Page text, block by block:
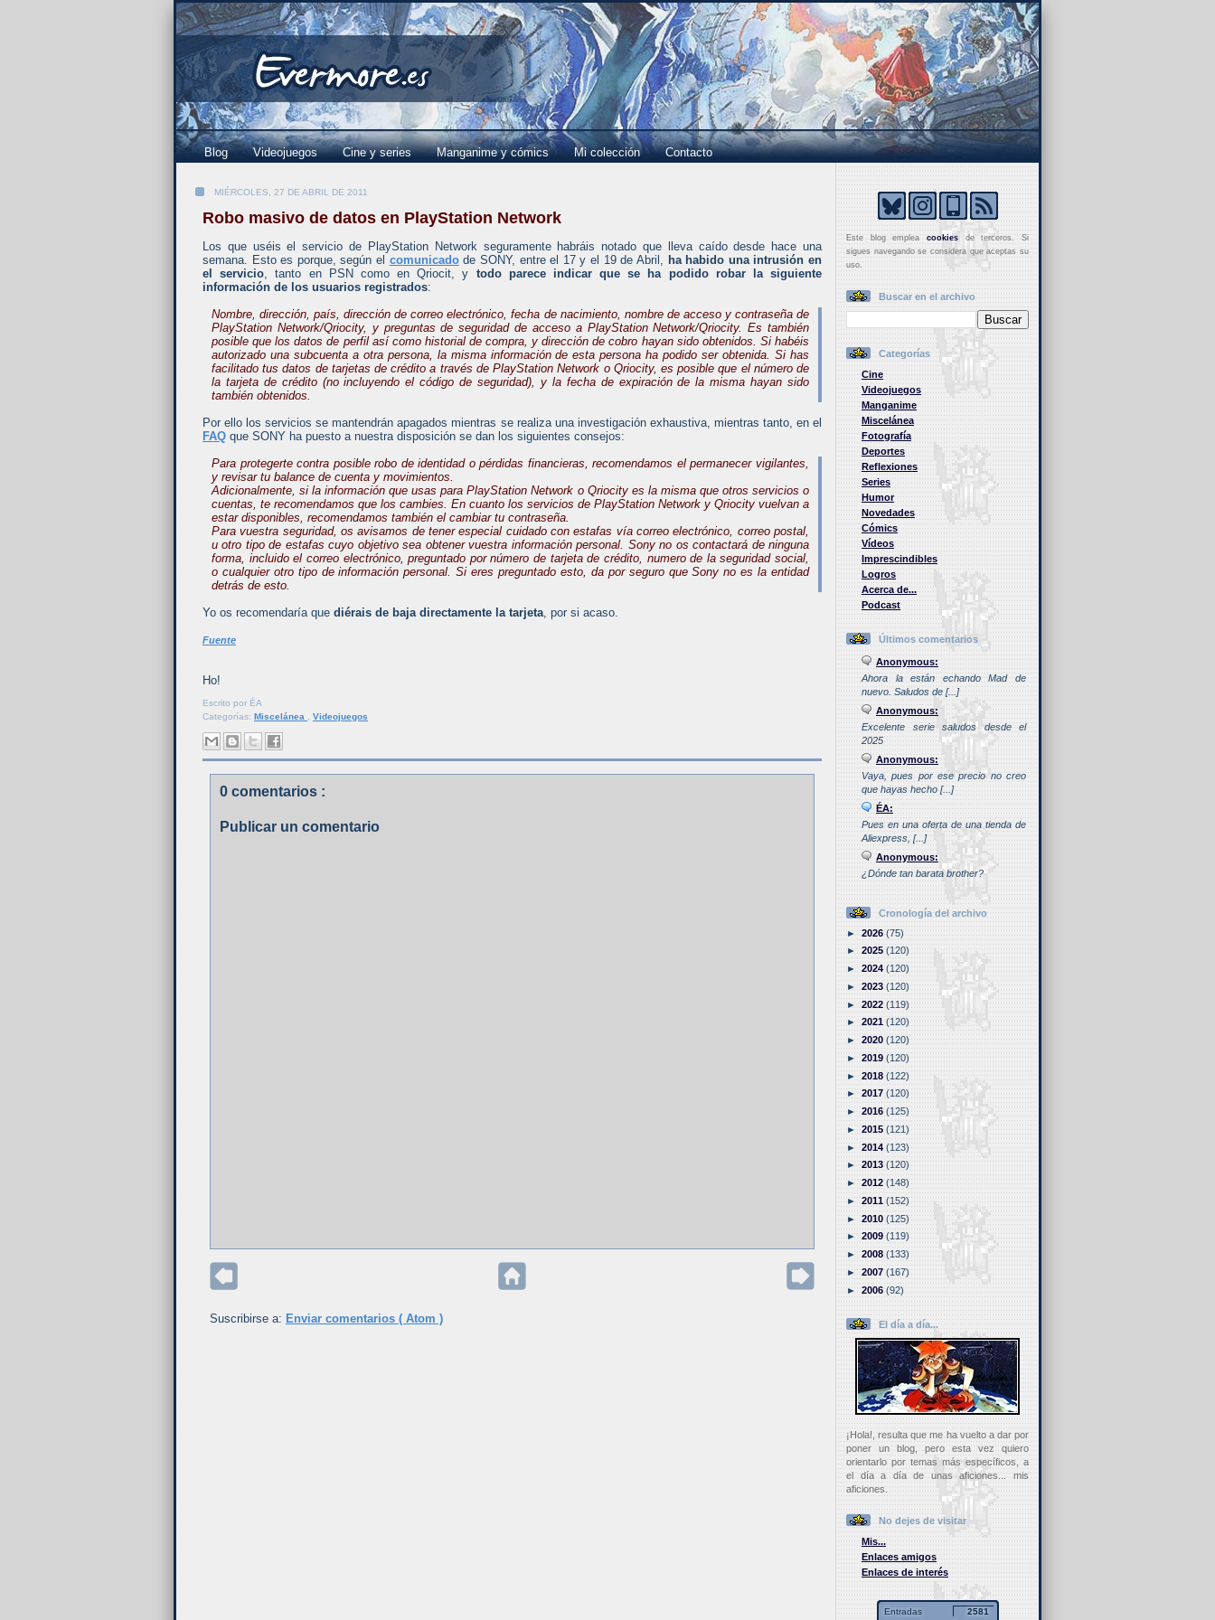
Blog Videojuegos Cine y series Manganime y cómics Mi colección Contacto
MIÉRCOLES, 27 DE ABRIL DE 2011
Robo masivo de datos en PlayStation Network
Los que uséis el servicio de PlayStation Network seguramente habráis notado que lleva caído desde hace una
semana. Esto es porque, según el comunicadode SONY, entre el 17 y el 19 de Abril, ha habido una intrusión en
el servicio, tanto en PSN como en Qriocit, y todo parece indicar que se ha podido robar la siguiente
información de los usuarios registrados:
Nombre, dirección, país, dirección de correo electrónico, fecha de nacimiento, nombre de acceso y contraseña de
PlayStation Network/Qriocity, y preguntas de seguridad de acceso a PlayStation Network/Qriocity. Es también
posible que los datos de perfil así como historial de compra, y dirección de cobro hayan sido obtenidos. Si habéis
autorizado una subcuenta a otra persona, la misma información de esta persona ha podido ser obtenida. Si has
facilitado tus datos de tarjetas de crédito a través de PlayStation Network o Qriocity, es posible que el número de
la tarjeta de crédito (no incluyendo el código de seguridad), y la fecha de expiración de la misma hayan sido
también obtenidos.
Por ello los servicios se mantendrán apagados mientras se realiza una investigación exhaustiva, mientras tanto, en el
FAQ que SONY ha puesto a nuestra disposición se dan los siguientes consejos:
Para protegerte contra posible robo de identidad o pérdidas financieras, recomendamos el permanecer vigilantes,
y revisar tu balance de cuenta y movimientos.
Adicionalmente, si la información que usas para PlayStation Network o Qriocity es la misma que otros servicios o
cuentas, te recomendamos que los cambies. En cuanto los servicios de PlayStation Network y Qriocity vuelvan a
estar disponibles, recomendamos también el cambiar tu contraseña.
Para vuestra seguridad, os avisamos de tener especial cuidado con estafas vía correo electrónico, correo postal,
u otro tipo de estafas cuyo objetivo sea obtener vuestra información personal. Sony no os contactará de ninguna
forma, incluido el correo electrónico, preguntado por número de tarjeta de crédito, numero de la seguridad social,
o cualquier otro tipo de información personal. Si eres preguntado esto, da por seguro que Sony no es la entidad
detrás de esto.
Yo os recomendaría que diérais de baja directamente la tarjeta, por si acaso.
Fuente
Ho!
Escrito por ÉA
Categorías: Miscelánea Videojuegos
0 comentarios :
Publicar un comentario
Suscribirse a: Enviar comentarios ( Atom )
Este blog empleacookies de terceros. Si
sigues navegando se considera que aceptas su
uso.
Buscar en el archivo
Categorías
Cine
Videojuegos
Manganime
Miscelánea
Fotografía
Deportes
Reflexiones
Series
Humor
Novedades
Cómics
Vídeos
Imprescindibles
Logros
Acerca de...
Podcast
Últimos comentarios
Anonymous:
Ahora la están echando Mad de
nuevo. Saludos de [...]
Anonymous:
Excelente serie saludos desde el
2025
Anonymous:
Vaya, pues por ese precio no creo
que hayas hecho [...]
ÉA:
Pues en una oferta de una tienda de
Aliexpress, [...]
Anonymous:
¿Dónde tan barata brother?
Cronología del archivo
►2026(75)
►2025(120)
►2024(120)
►2023(120)
►2022(119)
►2021(120)
►2020(120)
►2019(120)
►2018(122)
►2017(120)
►2016(125)
►2015(121)
►2014(123)
►2013(120)
►2012(148)
►2011(152)
►2010(125)
►2009(119)
►2008(133)
►2007(167)
►2006(92)
El día a día...
¡Hola!, resulta que me ha vuelto a dar por
poner un blog, pero esta vez quiero
orientarlo por temas más específicos, a
el día a día de unas aficiones... mis
aficiones.
No dejes de visitar
Mis...
Enlaces amigos
Enlaces de interés
Entradas 2581